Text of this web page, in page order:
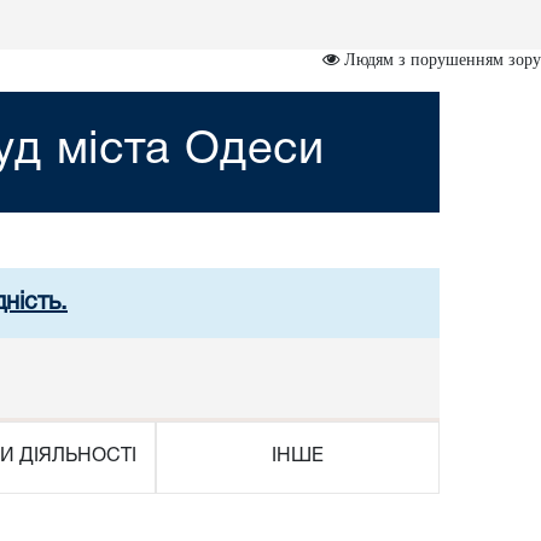
Людям з порушенням зору
міста Одеси
ДІЯЛЬНОСТІ ІНШЕ